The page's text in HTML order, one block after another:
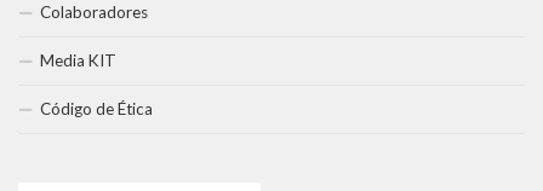
Colaboradores
Media KIT
Código de Ética